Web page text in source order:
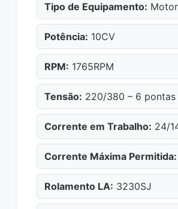
Tipo de Equipamento:
Potência: 10CV
RPM: 1765RPM
Tensão: 220/380 – 6 pontas
Corrente em Trabalho: 24/
Corrente Máxima Permitida:
Rolamento LA: 3230SJ